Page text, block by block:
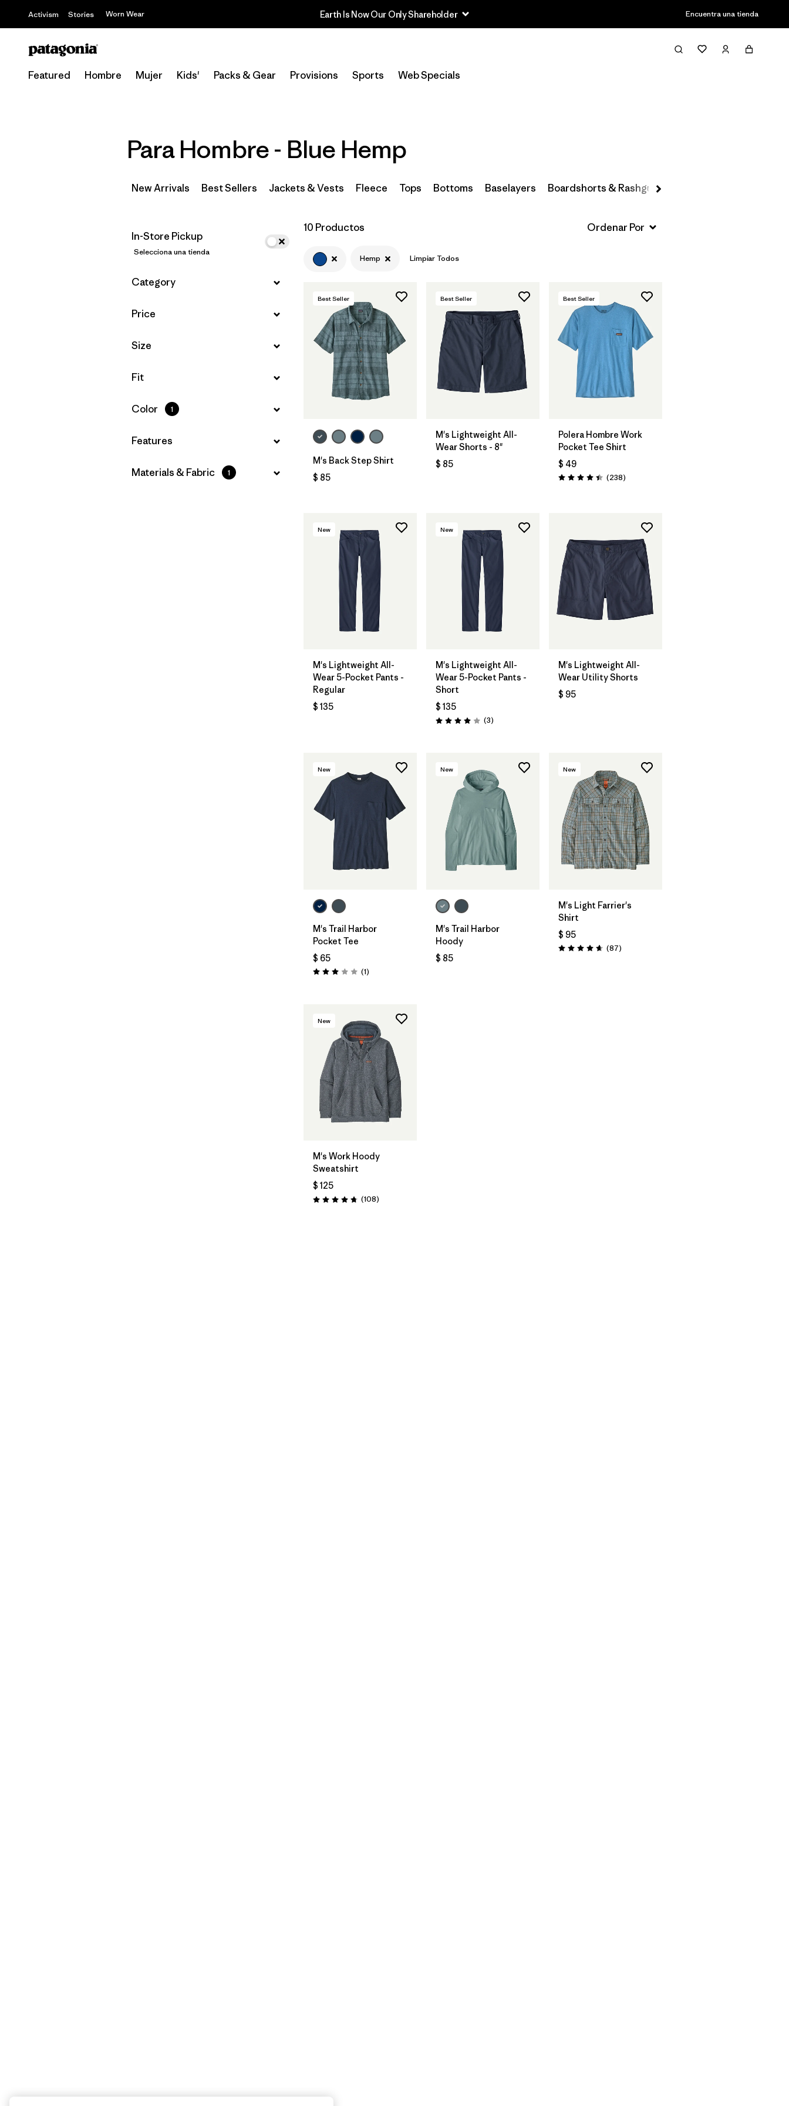
Activism Stories Worn Wear Earth Is Now Our Only Shareholder Encuentra una tienda
Featured Hombre Mujer Kids' Packs & Gear Provisions Sports Web Specials
Filter & Sort
Selecciona una tienda
Filtrar por
1
Filtrar por
Materials & Fabric
Para Hombre - Blue Hemp
New Arrivals Best Sellers Jackets & Vests Fleece Tops Bottoms Baselayers Boardshorts & Rashguards
In-Store Pickup
Selecciona una tienda
Filtrar por
Category
Filtrar por
Price
Filtrar por
Size
Filtrar por
Fit
Filtrar por
Color 1
Filtrar por
Features
Filtrar por
Materials & Fabric 1
10 Productos
Hemp Limpiar Todos
Best Seller
M's Back Step Shirt
$ 85
Best Seller
M's Lightweight All-
Wear Shorts - 8"
$ 85
Best Seller
Polera Hombre Work
Pocket Tee Shirt
$ 49
Valoración: 4.4 / 5
(238Comentarios
)
New
M's Lightweight All-
Wear 5-Pocket Pants -
Regular
$ 135
New
M's Lightweight All-
Wear 5-Pocket Pants -
Short
$ 135
Valoración: 4.0 / 5
(3Comentarios
)
M's Lightweight All-
Wear Utility Shorts
$ 95
New
M's Trail Harbor
Pocket Tee
$ 65
Valoración: 3.0 / 5
(1Comentarios
)
New
M's Trail Harbor
Hoody
$ 85
New
M's Light Farrier's
Shirt
$ 95
Valoración: 4.6 / 5
(87Comentarios
)
New
M's Work Hoody
Sweatshirt
$ 125
Valoración: 4.8 / 5
(108Comentarios
)